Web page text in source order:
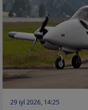
29 iyl 2026, 14:25